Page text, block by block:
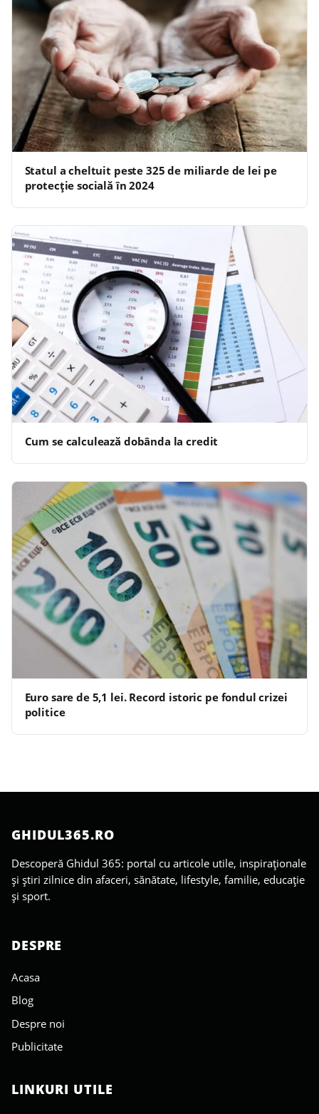
Statul a cheltuit peste 325 de miliarde de lei pe
protecție socială în 2024
Cum se calculează dobânda la credit
Euro sare de 5,1 lei. Record istoric pe fondul crizei
politice
GHIDUL365.RO
Descoperă Ghidul 365: portal cu articole utile, inspiraționale
și știri zilnice din afaceri, sănătate, lifestyle, familie, educație
și sport.
DESPRE
Acasa
Blog
Despre noi
Publicitate
LINKURI UTILE